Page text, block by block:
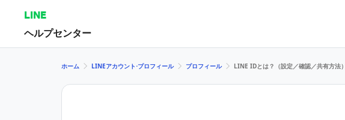
LINE
ヘルプセンター
ホーム LINEアカウント⋅プロフィール プロフィール LINE IDとは？（設定／確認／共有方法）​